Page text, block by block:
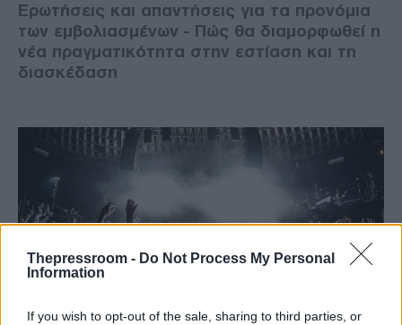
Thepressroom - Do Not Process My Personal
Information
If you wish to opt-out of the sale, sharing to third parties, or
Ερωτήσεις και απαντήσεις για τα προνόμια
των εμβολιασμένων - Πώς θα διαμορφωθεί η
νέα πραγματικότητα στην εστίαση και τη
διασκέδαση